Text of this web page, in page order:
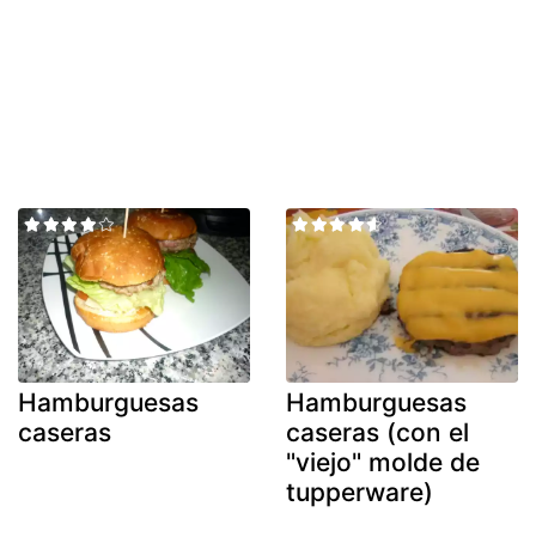
Hamburguesas
caseras
Hamburguesas
caseras (con el
"viejo" molde de
tupperware)